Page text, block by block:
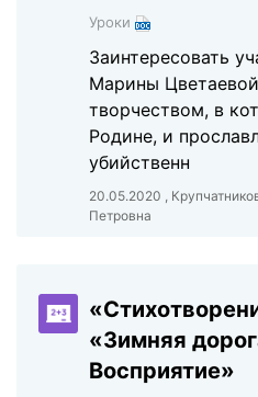
Уроки
Заинтересовать
Марины
творчеством, в
Родине, и
убийственн
20.05.2020 ,
Петровна
«Зимняя
Восприятие»